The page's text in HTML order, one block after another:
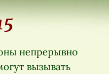
непрерывно
вызывать